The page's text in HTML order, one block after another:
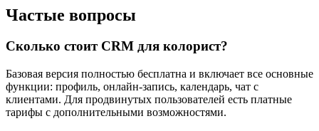
Частые вопросы
Сколько стоит CRM для колорист?
Базовая версия полностью бесплатна и включает все основные
функции: профиль, онлайн-запись, календарь, чат с
клиентами. Для продвинутых пользователей есть платные
тарифы с дополнительными возможностями.